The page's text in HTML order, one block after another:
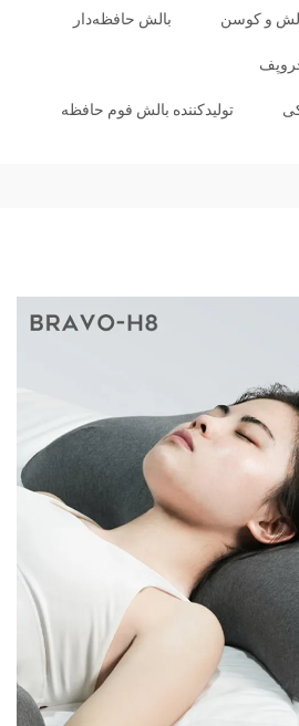
و کوسن بالش حافظه‌دار
تولیدکننده بالش فوم حافظه